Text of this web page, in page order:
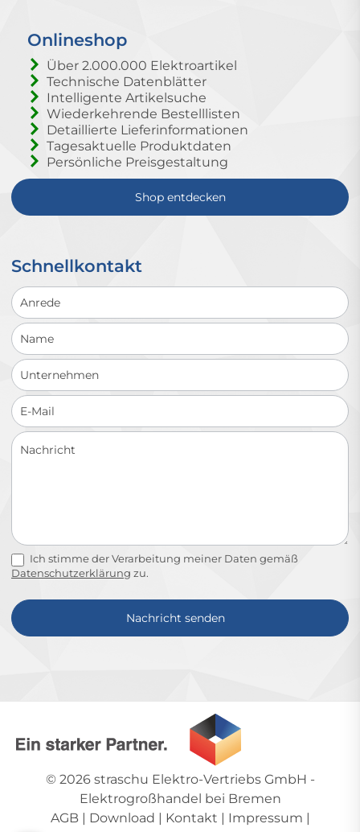
Onlineshop
Über 2.000.000 Elektroartikel
Technische Datenblätter
Intelligente Artikelsuche
Wiederkehrende Bestelllisten
Detaillierte Lieferinformationen
Tagesaktuelle Produktdaten
Persönliche Preisgestaltung
Shop entdecken
Schnellkontakt
Schnellkontakt
Ich stimme der Verarbeitung meiner Daten gemäß
Datenschutzerklärung zu.
Nachricht senden
© 2026 straschu Elektro-Vertriebs GmbH -
Elektrogroßhandel bei Bremen
AGB | Download | Kontakt | Impressum |